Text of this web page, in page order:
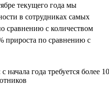
текущего года мы
в сотрудниках самых
сравнению с количеством
прироста по сравнению с